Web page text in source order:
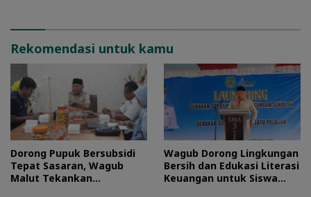
Rekomendasi untuk kamu
Dorong Pupuk Bersubsidi
Tepat Sasaran, Wagub
Malut Tekankan
Wagub Dorong Lingkungan
Bersih dan Edukasi Literasi
Keuangan untuk Siswa